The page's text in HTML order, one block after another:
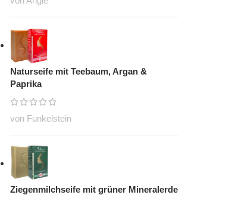
Naturseife mit Teebaum, Argan &
Paprika
von Funkelstein
Ziegenmilchseife mit grüner Mineralerde